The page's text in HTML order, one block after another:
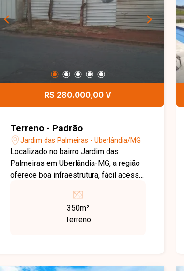
R$ 280.000,00 V
Terreno - Padrão
Jardim das Palmeiras - Uberlândia/MG
Localizado no bairro Jardim das
Palmeiras em Uberlândia-MG, a região
oferece boa infraestrutura, fácil acesso
comércios e serviços, sendo uma área
valorizada e de grande potencial. O
terreno é plano e possui 350 m², com
construção residencial ou investimento.
350m²
Terreno